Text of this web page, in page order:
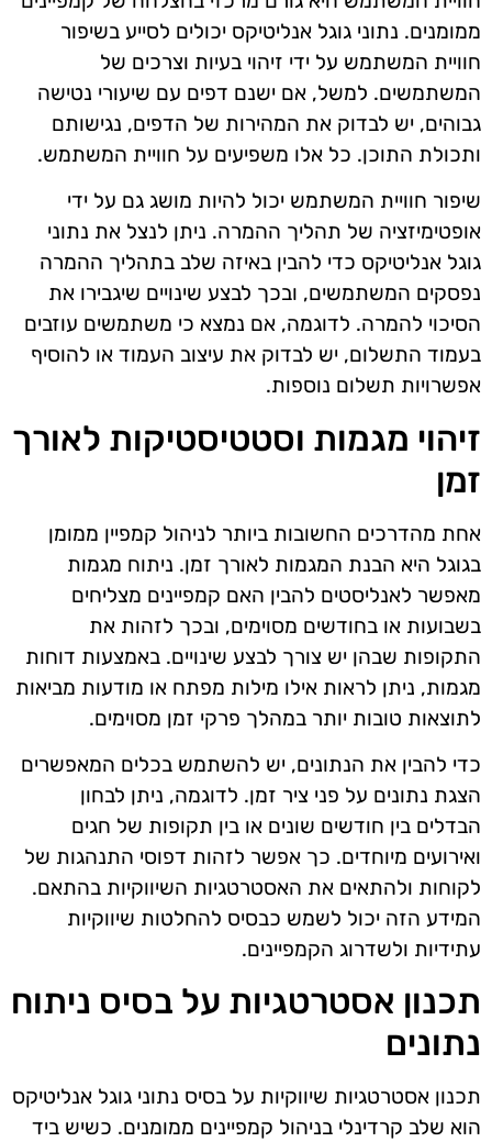
ממומנים. נתוני גוגל אנליטיקס יכולים לסייע בשיפור
חוויית המשתמש על ידי זיהוי בעיות וצרכים של
המשתמשים. למשל, אם ישנם דפים עם שיעורי נטישה
גבוהים, יש לבדוק את המהירות של הדפים, נגישותם
ותכולת התוכן. כל אלו משפיעים על חוויית המשתמש.
שיפור חוויית המשתמש יכול להיות מושג גם על ידי
אופטימיזציה של תהליך ההמרה. ניתן לנצל את נתוני
גוגל אנליטיקס כדי להבין באיזה שלב בתהליך ההמרה
נפסקים המשתמשים, ובכך לבצע שינויים שיגבירו את
הסיכוי להמרה. לדוגמה, אם נמצא כי משתמשים עוזבים
בעמוד התשלום, יש לבדוק את עיצוב העמוד או להוסיף
אפשרויות תשלום נוספות.
זיהוי מגמות וסטטיסטיקות לאורך
זמן
אחת מהדרכים החשובות ביותר לניהול קמפיין ממומן
בגוגל היא הבנת המגמות לאורך זמן. ניתוח מגמות
מאפשר לאנליסטים להבין האם קמפיינים מצליחים
בשבועות או בחודשים מסוימים, ובכך לזהות את
התקופות שבהן יש צורך לבצע שינויים. באמצעות דוחות
מגמות, ניתן לראות אילו מילות מפתח או מודעות מביאות
לתוצאות טובות יותר במהלך פרקי זמן מסוימים.
כדי להבין את הנתונים, יש להשתמש בכלים המאפשרים
הצגת נתונים על פני ציר זמן. לדוגמה, ניתן לבחון
הבדלים בין חודשים שונים או בין תקופות של חגים
ואירועים מיוחדים. כך אפשר לזהות דפוסי התנהגות של
לקוחות ולהתאים את האסטרטגיות השיווקיות בהתאם.
המידע הזה יכול לשמש כבסיס להחלטות שיווקיות
עתידיות ולשדרוג הקמפיינים.
תכנון אסטרטגיות על בסיס ניתוח
נתונים
תכנון אסטרטגיות שיווקיות על בסיס נתוני גוגל אנליטיקס
הוא שלב קרדינלי בניהול קמפיינים ממומנים. כשיש ביד